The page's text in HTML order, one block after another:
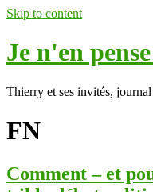
Skip to content
Je n'en
Thierry et ses invités,
FN
Comment – et